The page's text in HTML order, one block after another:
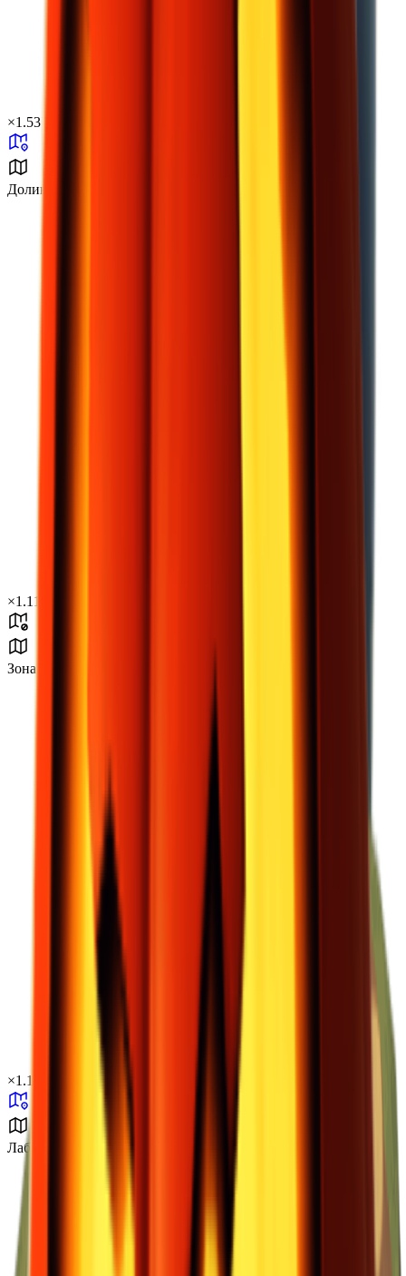
×1.53
Долина разлома
×1.11
Зона бури
×1.11
Лаборатория J